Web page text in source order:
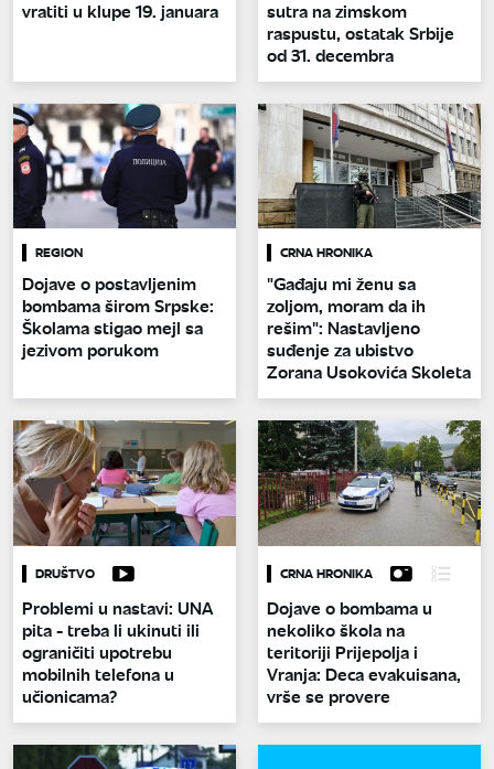
vratiti u klupe 19. januara
sutra na zimskom
raspustu, ostatak Srbije
od 31. decembra
REGION
Dojave o postavljenim
bombama širom Srpske:
Školama stigao mejl sa
jezivom porukom
CRNA HRONIKA
"Gađaju mi ženu sa
zoljom, moram da ih
rešim": Nastavljeno
suđenje za ubistvo
Zorana Usokovića Skoleta
DRUŠTVO
Problemi u nastavi: UNA
pita - treba li ukinuti ili
ograničiti upotrebu
mobilnih telefona u
učionicama?
CRNA HRONIKA
Dojave o bombama u
nekoliko škola na
teritoriji Prijepolja i
Vranja: Deca evakuisana,
vrše se provere